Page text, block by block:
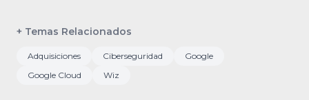
+ Temas Relacionados
Adquisiciones Ciberseguridad
Google
Google Cloud
Wiz